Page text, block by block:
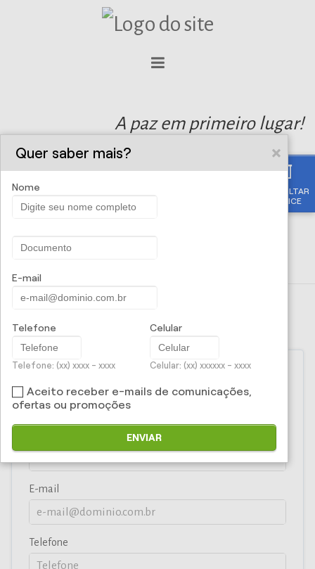
CONSULTAR
APÓLICE
A paz em primeiro lugar!
E-mail
Telefone
Quer saber mais?
Nome
E-mail
Telefone
Telefone: (xx) xxxx - xxxx
Celular
Celular: (xx) xxxxxx - xxxx
Aceito receber e-mails de comunicações,
ofertas ou promoções
ENVIAR